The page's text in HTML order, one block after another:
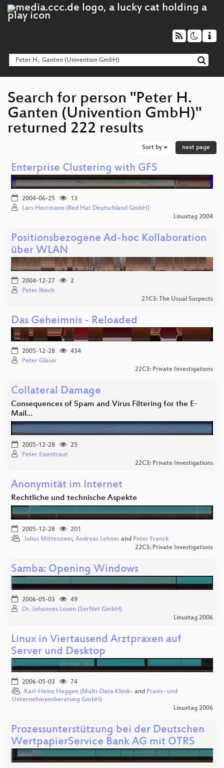
Search for person "Peter H.
Ganten (Univention GmbH)"
returned 222 results
Sort by next page
Enterprise Clustering with GFS
2004-06-25
13
Lars Herrmann (Red Hat Deutschland GmbH)
Linuxtag 2004
Positionsbezogene Ad-hoc Kollaboration
über WLAN
2004-12-27
2
Peter Ibach
21C3: The Usual Suspects
Das Geheimnis - Reloaded
2005-12-28
434
Peter Glaser
22C3: Private Investigations
Collateral Damage
Consequences of Spam and Virus Filtering for the E-
Mail…
2005-12-28
25
Peter Eisentraut
22C3: Private Investigations
Anonymität im Internet
Rechtliche und technische Aspekte
2005-12-28
201
Julius Mittenzwei, Andreas Lehner and Peter Franck
22C3: Private Investigations
Samba: Opening Windows
2006-05-03
49
Dr. Johannes Loxen (SerNet GmbH)
Linuxtag 2006
Linux in Viertausend Arztpraxen auf
Server und Desktop
2006-05-03
74
Karl-Heinz Heggen (Multi-Data Klinik- and Praxis- und
Unternehmensberatung GmbH)
Linuxtag 2006
Prozessunterstützung bei der Deutschen
WertpapierService Bank AG mit OTRS